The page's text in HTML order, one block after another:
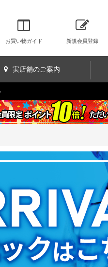
お買い物ガイド 新規会員登録
実店舗のご案内